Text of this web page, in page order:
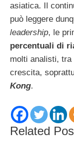
asiatica. Il
può leggere
leadership, le
percentuali di
molti analisti, tra
crescita,
Kong.
Related